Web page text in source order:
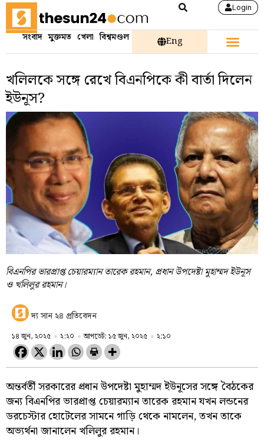
Login
সংবাদ মুক্তমত খেলা বিশ্বমণ্ডল Eng
খলিলকে সঙ্গে রেখে বিএনপিকে কী বার্তা দিলেন
ইউনূস?
বিএনপির ভারপ্রাপ্ত চেয়ারম্যান তারেক রহমান, প্রধান উপদেষ্টা মুহাম্মদ ইউনূস
ও খলিলুর রহমান।
দ্য সান ২৪ প্রতিবেদন
১৪ জুন, ২০২৫ ২:২০ আপডেট: ১৫ জুন, ২০২৫ ২:১০
অন্তর্বর্তী সরকারের প্রধান উপদেষ্টা মুহাম্মদ ইউনূসের সঙ্গে বৈঠকের
জন্য বিএনপির ভারপ্রাপ্ত চেয়ারম্যান তারেক রহমান যখন লন্ডনের
ডরচেস্টার হোটেলের সামনে গাড়ি থেকে নামলেন, তখন তাকে
অভ্যর্থনা জানালেন খলিলুর রহমান।